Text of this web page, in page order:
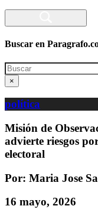
Buscar en
Search
×
política
Misión de
advierte riesgos
electoral
Por: Maria Jose
16 mayo, 2026